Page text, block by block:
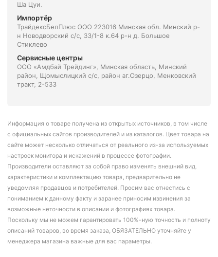
Ша Цуи.
Импортёр
ТрайдексБелПлюс ООО 223016 Минская обл. Минский р-
н Новодворский с/с, 33/1-8 к.64 р-н д. Большое
Стиклево
Сервисные центры
ООО «Амдбай Трейдинг», Минская область, Минский
район, Щомыслицкий с/с, район аг.Озерцо, Менковский
тракт, 2-533
Информация о товаре получена из открытых источников, в том числе
с официальных сайтов производителей и из каталогов. Цвет товара на
сайте может несколько отличаться от реального из-за используемых
настроек монитора и искажений в процессе фотографии.
Производители оставляют за собой право изменять внешний вид,
характеристики и комплектацию товара, предварительно не
уведомляя продавцов и потребителей. Просим вас отнестись с
пониманием к данному факту и заранее приносим извинения за
возможные неточности в описании и фотографиях товара.
Поскольку мы не можем гарантировать 100%-ную точность и полноту
описаний товаров, во время заказа, ОБЯЗАТЕЛЬНО уточняйте у
менеджера магазина важные для вас параметры.